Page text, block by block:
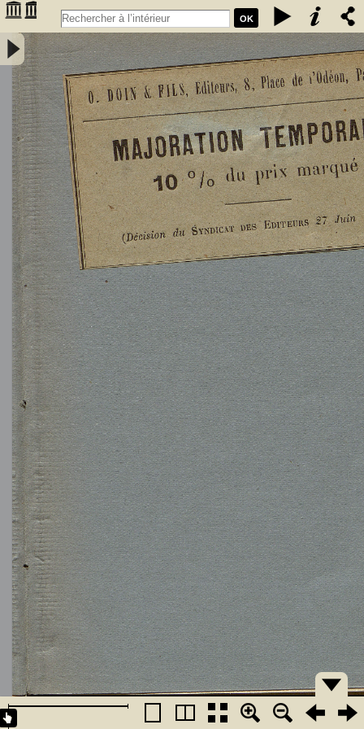
OK
L'Astronomie, observations, théorie et vulgarisation générale / par
Marcel Moye,... - Moye, Marcel (1873-1939). Auteur